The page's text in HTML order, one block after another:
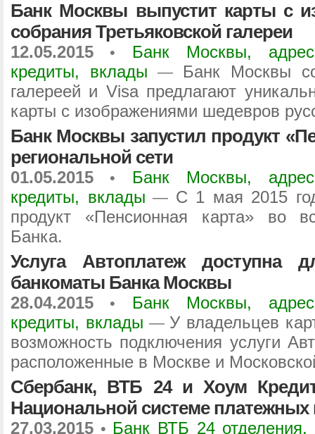
Банк Москвы выпустит карты с
собрания Третьяковской галереи
12.05.2015 • Банк Москвы,
кредиты, вклады — Банк Москвы
галереей и Visa предлагают
карты с изображениями шедевров
Банк Москвы запустил продукт
региональной сети
01.05.2015 • Банк Москвы,
кредиты, вклады — С 1 мая 2015
продукт «Пенсионная карта» во
Банка.
Услуга Автоплатеж доступна
банкоматы Банка Москвы
28.04.2015 • Банк Москвы,
кредиты, вклады — У владельцев
возможность подключения услуги
расположенные в Москве и
Сбербанк, ВТБ 24 и Хоум
Национальной системе платежных
27.03.2015 • Банк ВТБ 24 отделения,